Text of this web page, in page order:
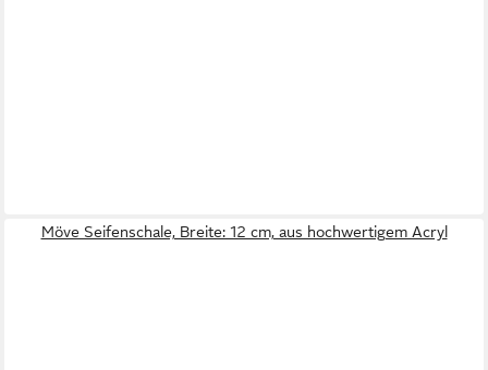
Möve Seifenschale, Breite: 12 cm, aus hochwertigem Acryl